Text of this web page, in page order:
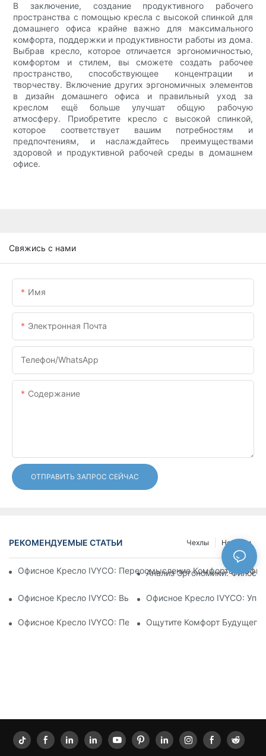
В заключение, создание продуктивного рабочего
пространства с помощью кресла с высокой спинкой для
домашнего офиса крайне важно для максимального
комфорта, поддержки и продуктивности работы из дома.
Выбрав кресло, которое отличается эргономичностью,
комфортом и стилем, вы сможете создать рабочее
пространство, способствующее концентрации и
творчеству. Включение других эргономичных элементов
в дизайн домашнего офиса и правильный уход за
креслом ещё больше улучшат общую рабочую
атмосферу. Приобретите кресло с высокой спинкой,
которое соответствует вашим потребностям и
предпочтениям, и наслаждайтесь преимуществами
здоровой и продуктивной рабочей среды в домашнем
офисе.
Свяжись с нами
Имя
Электронная Почта
Телефон/WhatsApp
Содержание
ОТПРАВИТЬ ЗАПРОС СЕЙЧАС
РЕКОМЕНДУЕМЫЕ СТАТЬИ Новости
Чехлы
Офисное Кресло IVYCO: Переосмысление Комфорта В
Анализ Эргономики:
Офисное Кресло IVYCO: Высочайший Комфорт Благодаря
Офисное Кресло IVYCO:
Офисное Кресло IVYCO: Переосмысление Комфорта На
Ощутите Комфорт